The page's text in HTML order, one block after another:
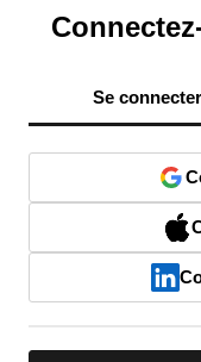
Se connecter